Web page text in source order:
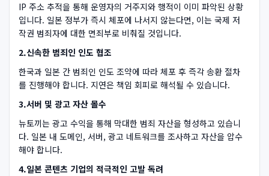
IP 주소 추적을 통해 운영자의 거주지와 행적이 이미 파악된 상황
입니다. 일본 정부가 즉시 체포에 나서지 않는다면, 이는 국제 저
작권 범죄자에 대한 면죄부로 비춰질 것입니다.
2.신속한 범죄인 인도 협조
한국과 일본 간 범죄인 인도 조약에 따라 체포 후 즉각 송환 절차
를 진행해야 합니다. 지연은 책임 회피로 해석될 수 있습니다.
3.서버 및 광고 자산 몰수
뉴토끼는 광고 수익을 통해 막대한 범죄 자산을 형성하고 있습니
다. 일본 내 도메인, 서버, 광고 네트워크를 조사하고 자산을 압수
해야 합니다.
4.일본 콘텐츠 기업의 적극적인 고발 독려